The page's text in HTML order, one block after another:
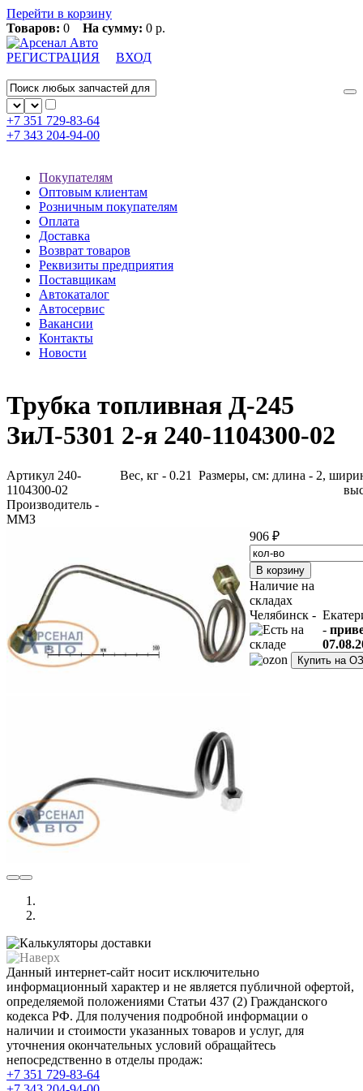
Перейти в корзину
Товаров: 0 На сумму: 0 р.
РЕГИСТРАЦИЯ ВХОД
+7 351 729-83-64
+7 343 204-94-00
Покупателям
Оптовым клиентам
Розничным покупателям
Оплата
Доставка
Возврат товаров
Реквизиты предприятия
Поставщикам
Автокаталог
Автосервис
Вакансии
Контакты
Новости
Трубка топливная Д-245
ЗиЛ-5301 2-я 240-1104300-02
Артикул 240-
1104300-02
Производитель -
ММЗ
Вес, кг - 0.21 Размеры, см: длина - 2,
906 ₽
Наличие на
складах
Челябинск -
-
Купить на
Данный интернет-сайт носит исключительно
информационный характер и не является публичной офертой,
определяемой положениями Статьи 437 (2) Гражданского
кодекса РФ. Для получения подробной информации о
наличии и стоимости указанных товаров и услуг, для
уточнения окончательных условий обращайтесь
непосредственно в отделы продаж:
+7 351 729-83-64